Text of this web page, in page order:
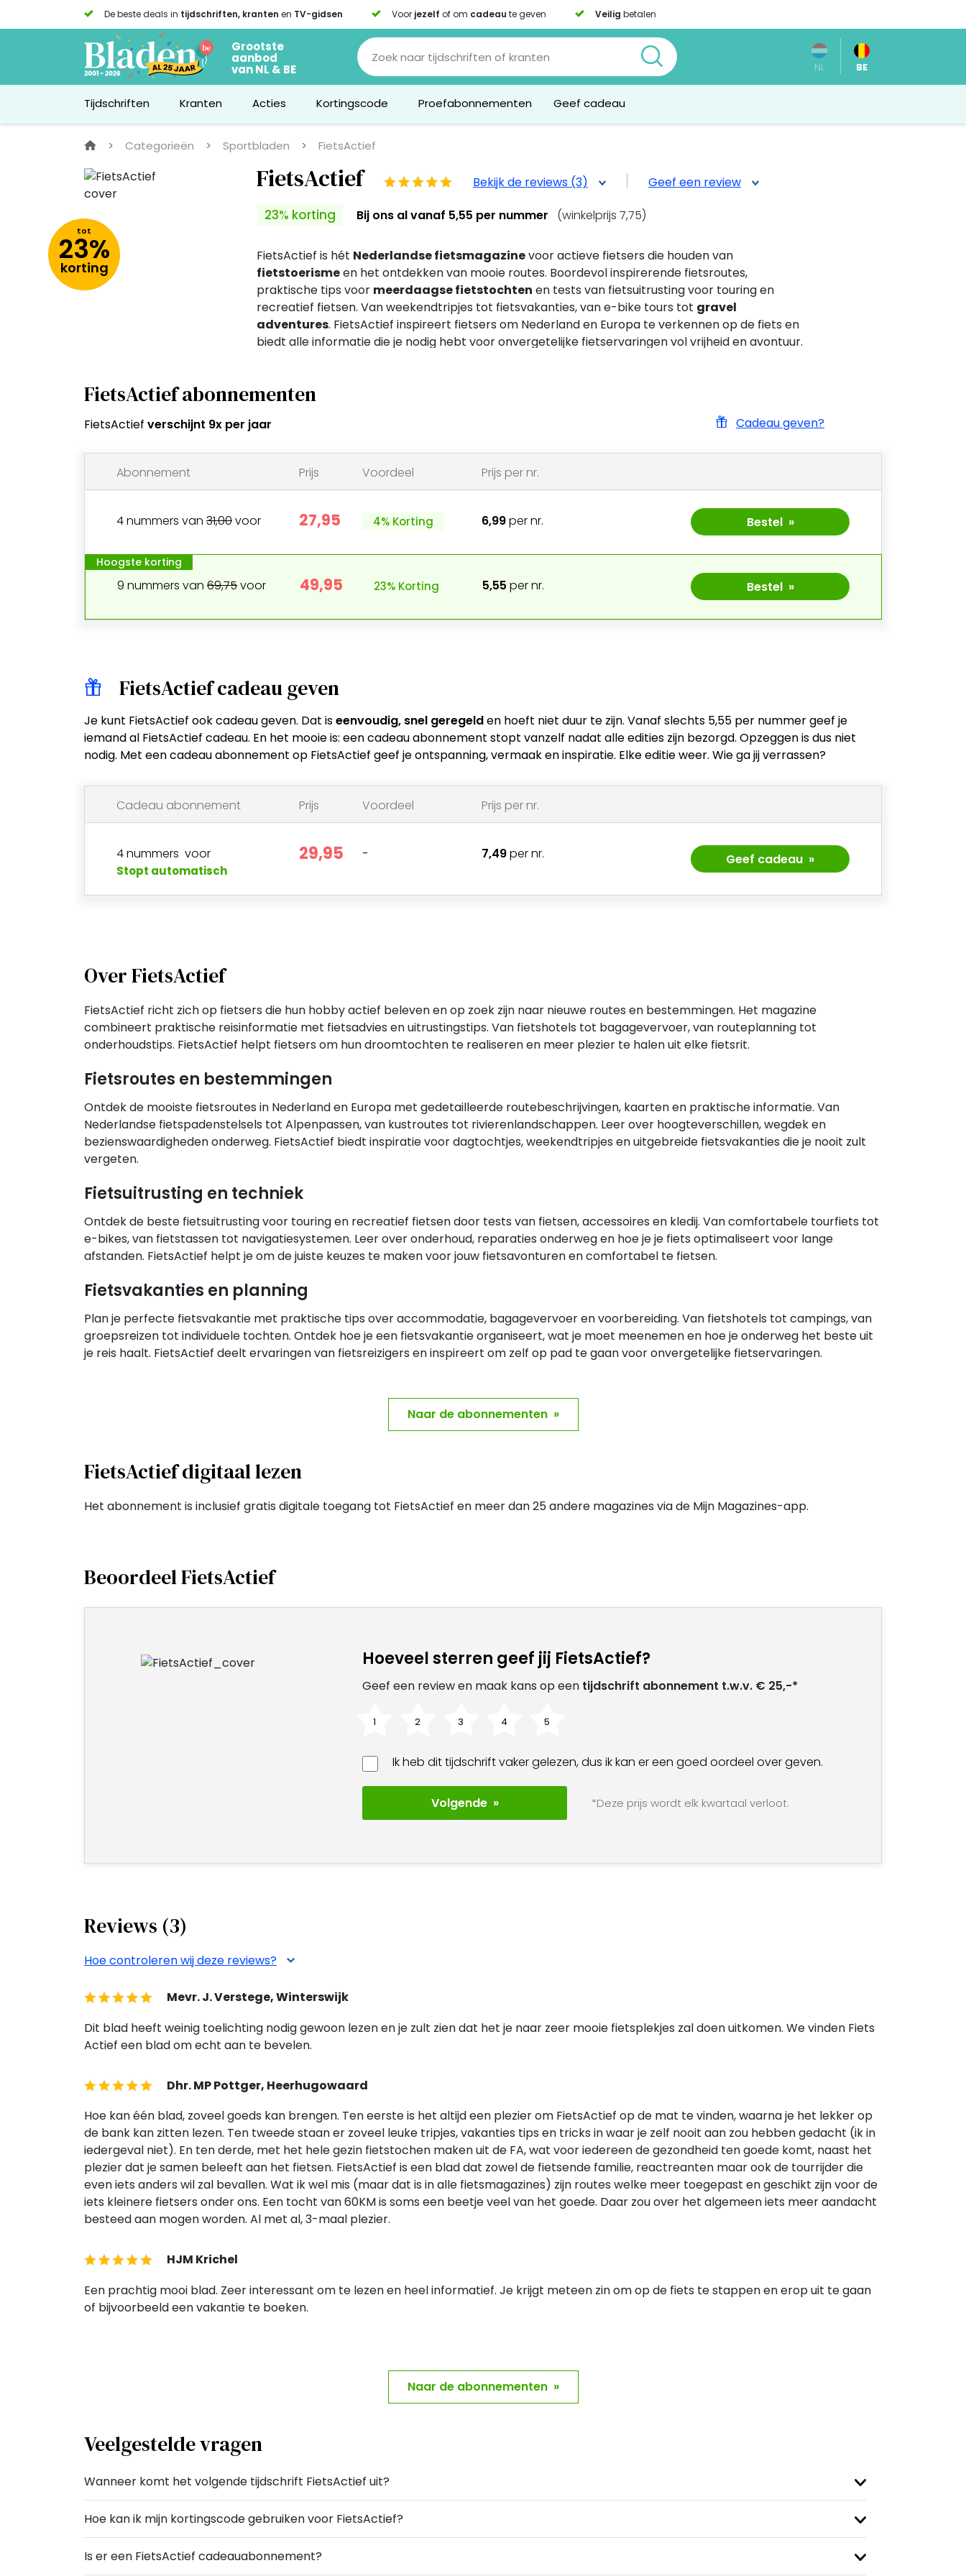
De beste deals in tijdschriften, kranten en TV-gidsen Voor jezelf of om cadeau te geven Veilig betalen
Grootste
aanbod
van NL & BE NL BE
Tijdschriften Kranten Acties Kortingscode Proefabonnementen Geef cadeau
Categorieën Sportbladen FietsActief
tot
23%
korting
FietsActief Bekijk de reviews (3) Geef een review
23% korting Bij ons alvanaf 5,55 per nummer (winkelprijs 7,75)
FietsActief is hét Nederlandse fietsmagazinevoor actieve fietsers die houden van
fietstoerismeen het ontdekken van mooie routes. Boordevol inspirerende fietsroutes,
praktische tips voor meerdaagse fietstochten en tests van fietsuitrusting voor touring en
recreatief fietsen. Van weekendtripjes tot fietsvakanties, van e-bike tours tot gravel
adventures. FietsActief inspireert fietsers om Nederland en Europa te verkennen op de fiets en
biedt alle informatie die je nodig hebt voor onvergetelijke fietservaringen vol vrijheid en avontuur.
FietsActief abonnementen
FietsActief verschijnt 9x per jaar Cadeau geven?
Abonnement Prijs Voordeel Prijs per nr.
4nummers van 31,00voor 27,95 4% Korting 6,99per nr. Bestel »
Hoogste korting
9 nummers van 69,75voor 49,95 23% Korting 5,55 per nr. Bestel »
FietsActief cadeau geven
Je kunt FietsActief ook cadeau geven. Dat iseenvoudig, snel geregelden hoeft niet duur te zijn. Vanaf slechts 5,55 per nummer geef je
iemand al FietsActief cadeau. En het mooie is: een cadeau abonnement stopt vanzelf nadat alle edities zijn bezorgd. Opzeggen is dus niet
nodig. Met een cadeau abonnement op FietsActief geef je ontspanning, vermaak en inspiratie. Elke editie weer. Wie ga jij verrassen?
Cadeau abonnement Prijs Voordeel Prijs per nr.
4nummers voor
Stopt automatisch
29,95 - 7,49per nr. Geef cadeau »
Over FietsActief
FietsActief richt zich op fietsers die hun hobby actief beleven en op zoek zijn naar nieuwe routes en bestemmingen. Het magazine
combineert praktische reisinformatie met fietsadvies en uitrustingstips. Van fietshotels tot bagagevervoer, van routeplanning tot
onderhoudstips. FietsActief helpt fietsers om hun droomtochten te realiseren en meer plezier te halen uit elke fietsrit.
Fietsroutes en bestemmingen
Ontdek de mooiste fietsroutes in Nederland en Europa met gedetailleerde routebeschrijvingen, kaarten en praktische informatie. Van
Nederlandse fietspadenstelsels tot Alpenpassen, van kustroutes tot rivierenlandschappen. Leer over hoogteverschillen, wegdek en
bezienswaardigheden onderweg. FietsActief biedt inspiratie voor dagtochtjes, weekendtripjes en uitgebreide fietsvakanties die je nooit zult
vergeten.
Fietsuitrusting en techniek
Ontdek de beste fietsuitrusting voor touring en recreatief fietsen door tests van fietsen, accessoires en kledij. Van comfortabele tourfiets tot
e-bikes, van fietstassen tot navigatiesystemen. Leer over onderhoud, reparaties onderweg en hoe je je fiets optimaliseert voor lange
afstanden. FietsActief helpt je om de juiste keuzes te maken voor jouw fietsavonturen en comfortabel te fietsen.
Fietsvakanties en planning
Plan je perfecte fietsvakantie met praktische tips over accommodatie, bagagevervoer en voorbereiding. Van fietshotels tot campings, van
groepsreizen tot individuele tochten. Ontdek hoe je een fietsvakantie organiseert, wat je moet meenemen en hoe je onderweg het beste uit
je reis haalt. FietsActief deelt ervaringen van fietsreizigers en inspireert om zelf op pad te gaan voor onvergetelijke fietservaringen.
Naar de abonnementen »
FietsActief digitaal lezen
Het abonnement is inclusief gratis digitale toegang tot FietsActief en meer dan 25 andere magazines via de Mijn Magazines-app.
Beoordeel FietsActief
Hoeveel sterren geef jij FietsActief?
Geef een review en maak kans op een tijdschrift abonnement t.w.v. € 25,-*
5
4
3
2
1
Ik heb dit tijdschrift vaker gelezen, dus ik kan er een goed oordeel over geven.
Volgende » *Deze prijs wordt elk kwartaal verloot.
Reviews (3)
Hoe controleren wij deze reviews?
Mevr. J. Verstege, Winterswijk
Dit blad heeft weinig toelichting nodig gewoon lezen en je zult zien dat het je naar zeer mooie fietsplekjes zal doen uitkomen. We vinden Fiets
Actief een blad om echt aan te bevelen.
Dhr. MP Pottger, Heerhugowaard
Hoe kan één blad, zoveel goeds kan brengen. Ten eerste is het altijd een plezier om FietsActief op de mat te vinden, waarna je het lekker op
de bank kan zitten lezen. Ten tweede staan er zoveel leuke tripjes, vakanties tips en tricks in waar je zelf nooit aan zou hebben gedacht (ik in
iedergeval niet). En ten derde, met het hele gezin fietstochen maken uit de FA, wat voor iedereen de gezondheid ten goede komt, naast het
plezier dat je samen beleeft aan het fietsen. FietsActief is een blad dat zowel de fietsende familie, reactreanten maar ook de tourrijder die
even iets anders wil zal bevallen. Wat ik wel mis (maar dat is in alle fietsmagazines) zijn routes welke meer toegepast en geschikt zijn voor de
iets kleinere fietsers onder ons. Een tocht van 60KM is soms een beetje veel van het goede. Daar zou over het algemeen iets meer aandacht
besteed aan mogen worden. Al met al, 3-maal plezier.
HJM Krichel
Een prachtig mooi blad. Zeer interessant om te lezen en heel informatief. Je krijgt meteen zin om op de fiets te stappen en erop uit te gaan
of bijvoorbeeld een vakantie te boeken.
Naar de abonnementen »
Veelgestelde vragen
Wanneer komt het volgende tijdschrift FietsActief uit?
Hoe kan ik mijn kortingscode gebruiken voor FietsActief?
Is er een FietsActief cadeauabonnement?